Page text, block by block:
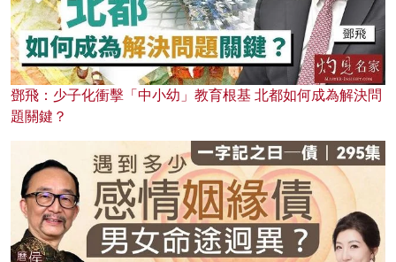
鄧飛：少子化衝擊「中小幼」教育根基 北都如何成為解決問
題關鍵？